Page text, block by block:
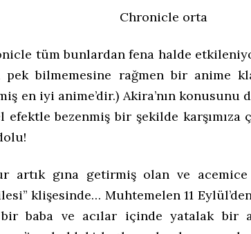
tüm bunlardan fena halde
pek bilmemesine rağmen bir anime
en iyi anime’dir.) Akira’nın konusunu
bezenmiş bir şekilde karşımıza
artık gına getirmiş olan ve acemice
klişesinde… Muhtemelen 11
baba ve acılar içinde yatalak bir